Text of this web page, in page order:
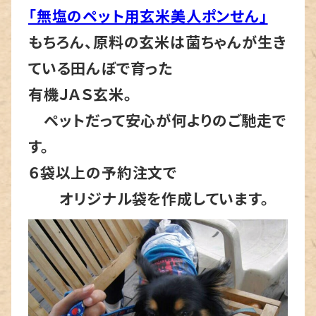
「無塩のペット用玄米美人ポンせん」
もちろん、原料の玄米は菌ちゃんが生き
ている田んぼで育った
有機ＪＡＳ玄米。
ペットだって安心が何よりのご馳走で
す。
６袋以上の予約注文で
オリジナル袋を作成しています。